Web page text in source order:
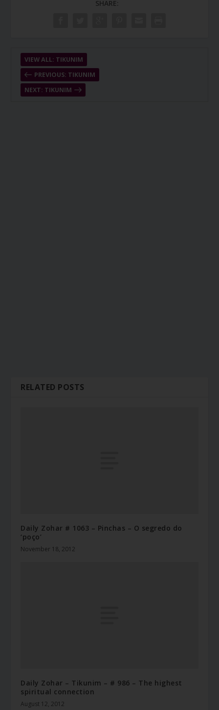
SHARE:
PREVIOUS: TIKUNIM
VIEW ALL: TIKUNIM
NEXT: TIKUNIM
RELATED POSTS
Daily Zohar # 1063 – Pinchas – O segredo do
‘poço’
November 18, 2012
Daily Zohar – Tikunim – # 986 – The highest
spiritual connection
August 12, 2012